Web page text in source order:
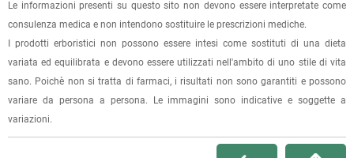
La spedizione è accompagnata da un riepilogo d'ordine,
oppure dalla fattura se richiesta al momento dell'ordine
(selezionando l'apposita casella del modulo d'ordine e
specificando l'indirizzo di fatturazione).
Dalla tua
dell'ordine e lo stato della spedizione.
Le informazioni presenti su questo sito non devono essere interpretate come
consulenza medica e non intendono sostituire le prescrizioni mediche.
I prodotti erboristici non possono essere intesi come sostituti di una dieta
variata ed equilibrata e devono essere utilizzati nell'ambito di uno stile di vita
sano. Poichè non si tratta di farmaci, i risultati non sono garantiti e possono
variare da persona a persona. Le immagini sono indicative e soggette a
variazioni.